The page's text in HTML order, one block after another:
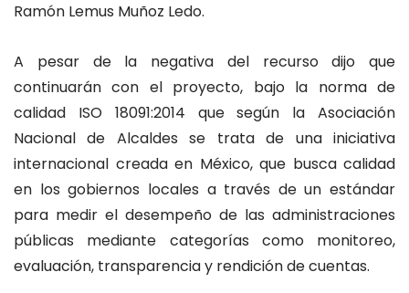
Ramón Lemus Muñoz Ledo.
A pesar de la negativa del recurso dijo que
continuarán con el proyecto, bajo la norma de
calidad ISO 18091:2014 que según la Asociación
Nacional de Alcaldes se trata de una iniciativa
internacional creada en México, que busca calidad
en los gobiernos locales a través de un estándar
para medir el desempeño de las administraciones
públicas mediante categorías como monitoreo,
evaluación, transparencia y rendición de cuentas.